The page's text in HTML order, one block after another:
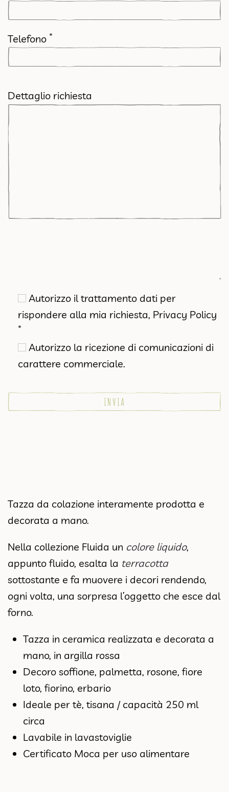
Telefono *
Dettaglio richiesta
Autorizzo il trattamento dati per
rispondere alla mia richiesta, Privacy Policy
*
Autorizzo la ricezione di comunicazioni di
carattere commerciale.
Tazza da colazione interamente prodotta e
decorata a mano.
Nella collezione Fluida un colore liquido,
appunto fluido, esalta la terracotta
sottostante e fa muovere i decori rendendo,
ogni volta, una sorpresa l’oggetto che esce dal
forno.
Tazza in ceramica realizzata e decorata a
mano, in argilla rossa
Decoro soffione, palmetta, rosone, fiore
loto, fiorino, erbario
Ideale per tè, tisana / capacità 250 ml
circa
Lavabile in lavastoviglie
Certificato Moca per uso alimentare